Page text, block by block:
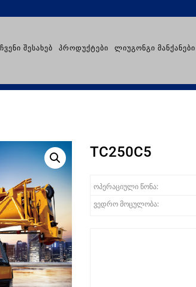
ᲩᲕᲔᲜᲘ ᲨᲔᲡᲐᲮᲔᲑ ᲞᲠᲝᲓᲣᲥᲢᲔᲑᲘ ᲚᲘᲣᲒᲝᲜᲒᲘ ᲛᲐᲜᲥᲐᲜᲔᲑᲘ
TC250C5
ოპერაციული წონა:
ვედრო მოცულობა: